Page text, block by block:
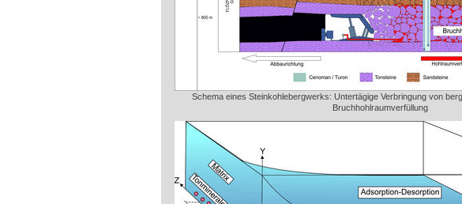
Schema eines Steinkohlebergwerks: Untertägige Verbringung von
Bruchhohlraumverfüllung